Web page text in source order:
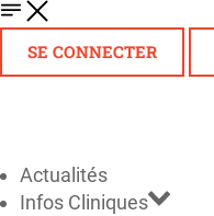
SE CONNECTER
Actualités
Infos Cliniques